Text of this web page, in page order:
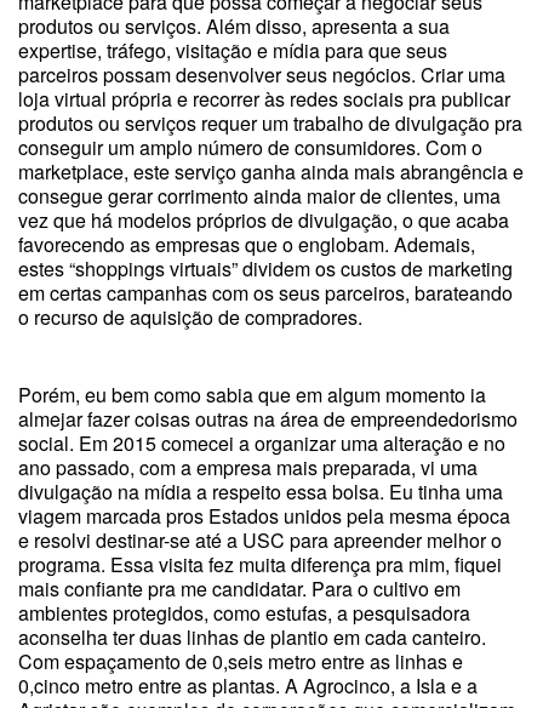
produtos ou serviços. Além disso, apresenta a sua
expertise, tráfego, visitação e mídia para que seus
parceiros possam desenvolver seus negócios. Criar uma
loja virtual própria e recorrer às redes sociais pra publicar
produtos ou serviços requer um trabalho de divulgação pra
conseguir um amplo número de consumidores. Com o
marketplace, este serviço ganha ainda mais abrangência e
consegue gerar corrimento ainda maior de clientes, uma
vez que há modelos próprios de divulgação, o que acaba
favorecendo as empresas que o englobam. Ademais,
estes “shoppings virtuais” dividem os custos de marketing
em certas campanhas com os seus parceiros, barateando
o recurso de aquisição de compradores.
Porém, eu bem como sabia que em algum momento ia
almejar fazer coisas outras na área de empreendedorismo
social. Em 2015 comecei a organizar uma alteração e no
ano passado, com a empresa mais preparada, vi uma
divulgação na mídia a respeito essa bolsa. Eu tinha uma
viagem marcada pros Estados unidos pela mesma época
e resolvi destinar-se até a USC para apreender melhor o
programa. Essa visita fez muita diferença pra mim, fiquei
mais confiante pra me candidatar. Para o cultivo em
ambientes protegidos, como estufas, a pesquisadora
aconselha ter duas linhas de plantio em cada canteiro.
Com espaçamento de 0,seis metro entre as linhas e
0,cinco metro entre as plantas. A Agrocinco, a Isla e a